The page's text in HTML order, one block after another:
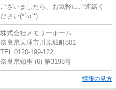
ございましたら、お気軽にご連絡く
ださい(*´ω`*)
株式会社メモリーホーム
奈良県天理市川原城町801
TEL:0120-199-122
奈良県知事 (6) 第3198号
情報の見方